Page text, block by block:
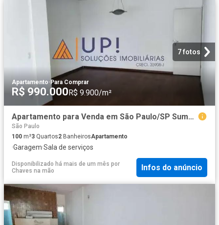
7 fotos
Apartamento· Para Comprar
R$ 990.000 R$ 9.900/m²
Apartamento para Venda em São Paulo/SP Sumaré 3 Quartos
São Paulo
100 m²3 Quartos2 BanheirosApartamento
·Garagem·Sala de serviços
Disponibilizado há mais de um mês por
Chaves na mão
Infos do anúncio